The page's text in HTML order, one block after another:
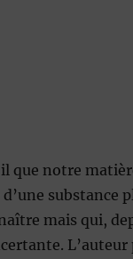
que notre
substance
mais qui,